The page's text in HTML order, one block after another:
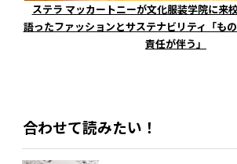
ステラ マッカートニーが文化服装学院に来
語ったファッションとサステナビリティ「もの
責任が伴う」
合わせて読みたい！